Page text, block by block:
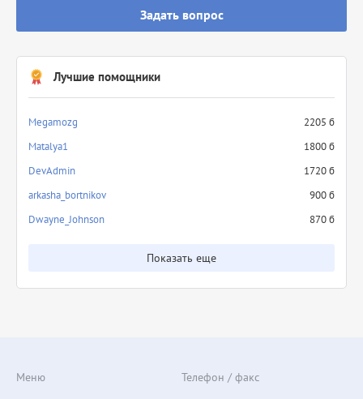
Задать вопрос
Лучшие помощники
Megamozg
2205 б
Matalya1
1800 б
DevAdmin
1720 б
arkasha_bortnikov
900 б
Dwayne_Johnson
870 б
Показать еще
Меню Телефон / факс